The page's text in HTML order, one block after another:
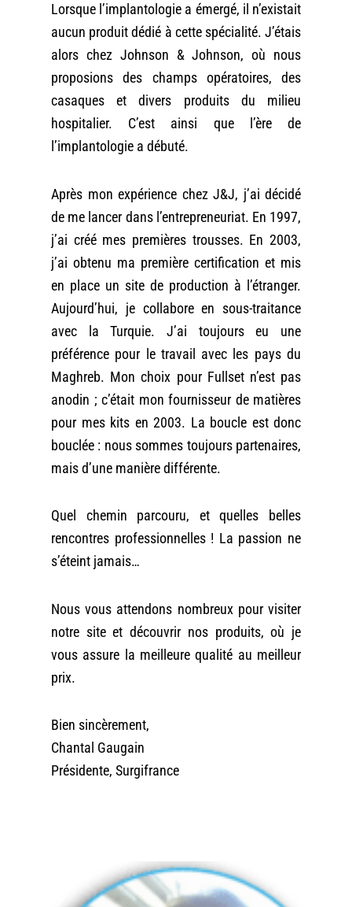
Lorsque l’implantologie a émergé, il n’existait
aucun produit dédié à cette spécialité. J’étais
alors chez Johnson & Johnson, où nous
proposions des champs opératoires, des
casaques et divers produits du milieu
hospitalier. C’est ainsi que l’ère de
l’implantologie a débuté.
Après mon expérience chez J&J, j’ai décidé
de me lancer dans l’entrepreneuriat. En 1997,
j’ai créé mes premières trousses. En 2003,
j’ai obtenu ma première certification et mis
en place un site de production à l’étranger.
Aujourd’hui, je collabore en sous-traitance
avec la Turquie. J’ai toujours eu une
préférence pour le travail avec les pays du
Maghreb. Mon choix pour Fullset n’est pas
anodin ; c’était mon fournisseur de matières
pour mes kits en 2003. La boucle est donc
bouclée : nous sommes toujours partenaires,
mais d’une manière différente.
Quel chemin parcouru, et quelles belles
rencontres professionnelles ! La passion ne
s’éteint jamais…
Nous vous attendons nombreux pour visiter
notre site et découvrir nos produits, où je
vous assure la meilleure qualité au meilleur
prix.
Bien sincèrement,
Chantal Gaugain
Présidente, Surgifrance